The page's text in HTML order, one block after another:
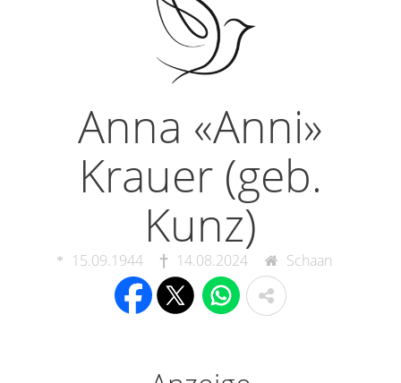
Anna «Anni»
Krauer (geb.
Kunz)
15.09.1944 14.08.2024 Schaan